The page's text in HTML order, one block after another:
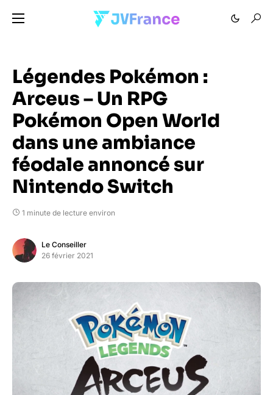
Légendes Pokémon :
Arceus – Un RPG
Pokémon Open World
dans une ambiance
féodale annoncé sur
Nintendo Switch
1 minute de lecture environ
Le Conseiller
26 février 2021